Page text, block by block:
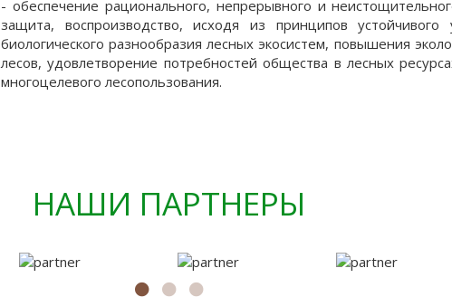
- обеспечение рационального, непрерывного и
защита, воспроизводство, исходя из принципов
биологического разнообразия лесных экосистем, повышения
лесов, удовлетворение потребностей общества в лесных
многоцелевого лесопользования.
НАШИ ПАРТНЕРЫ